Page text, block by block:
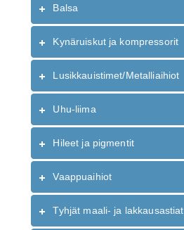
Balsa
Kynäruiskut ja kompressorit
Lusikkauistimet/Metalliaihiot
Uhu-liima
Hileet ja pigmentit
Vaappuaihiot
Tyhjät maali- ja lakkausastiat